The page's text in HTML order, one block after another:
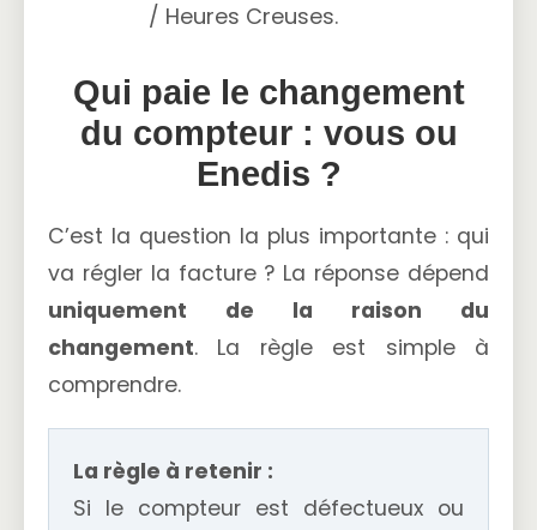
/ Heures Creuses.
Qui paie le changement
du compteur : vous ou
Enedis ?
C’est la question la plus importante : qui
va régler la facture ? La réponse dépend
uniquement de la raison du
changement. La règle est simple à
comprendre.
La règle à retenir :
Si le compteur est défectueux ou